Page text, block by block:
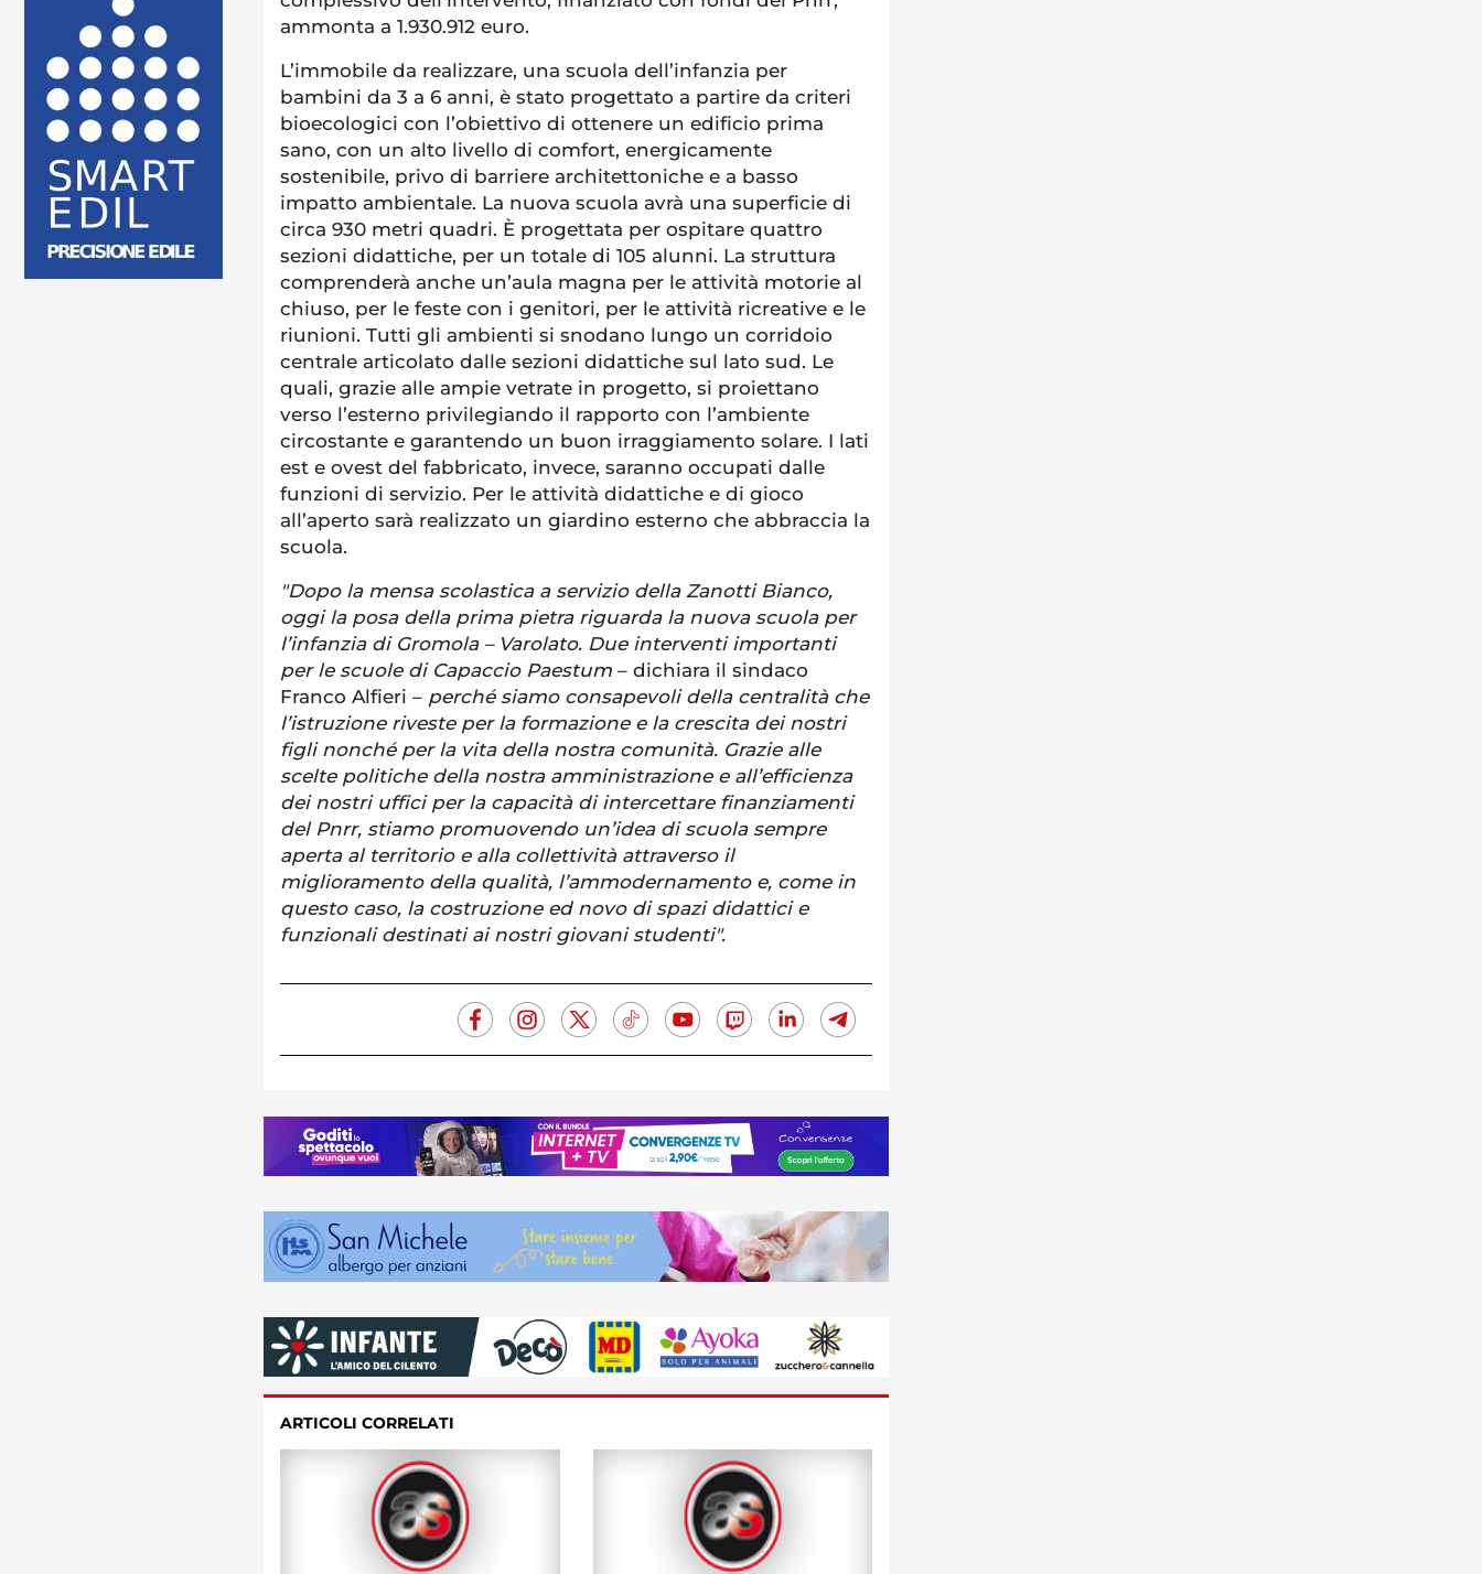
ammonta a 1.930.912 euro.
L’immobile da realizzare, una scuola dell’infanzia per
bambini da 3 a 6 anni, è stato progettato a partire da criteri
bioecologici con l’obiettivo di ottenere un edificio prima
sano, con un alto livello di comfort, energicamente
sostenibile, privo di barriere architettoniche e a basso
impatto ambientale. La nuova scuola avrà una superficie di
circa 930 metri quadri. È progettata per ospitare quattro
sezioni didattiche, per un totale di 105 alunni. La struttura
comprenderà anche un’aula magna per le attività motorie al
chiuso, per le feste con i genitori, per le attività ricreative e le
riunioni. Tutti gli ambienti si snodano lungo un corridoio
centrale articolato dalle sezioni didattiche sul lato sud. Le
quali, grazie alle ampie vetrate in progetto, si proiettano
verso l’esterno privilegiando il rapporto con l’ambiente
circostante e garantendo un buon irraggiamento solare. I lati
est e ovest del fabbricato, invece, saranno occupati dalle
funzioni di servizio. Per le attività didattiche e di gioco
all’aperto sarà realizzato un giardino esterno che abbraccia la
scuola.
"Dopo la mensa scolastica a servizio della Zanotti Bianco,
oggi la posa della prima pietra riguarda la nuova scuola per
l’infanzia di Gromola – Varolato. Due interventi importanti
per le scuole di Capaccio Paestum – dichiara il sindaco
Franco Alfieri – perché siamo consapevoli della centralità che
l’istruzione riveste per la formazione e la crescita dei nostri
figli nonché per la vita della nostra comunità. Grazie alle
scelte politiche della nostra amministrazione e all’efficienza
dei nostri uffici per la capacità di intercettare finanziamenti
del Pnrr, stiamo promuovendo un’idea di scuola sempre
aperta al territorio e alla collettività attraverso il
miglioramento della qualità, l’ammodernamento e, come in
questo caso, la costruzione ed novo di spazi didattici e
funzionali destinati ai nostri giovani studenti".
ARTICOLI CORRELATI